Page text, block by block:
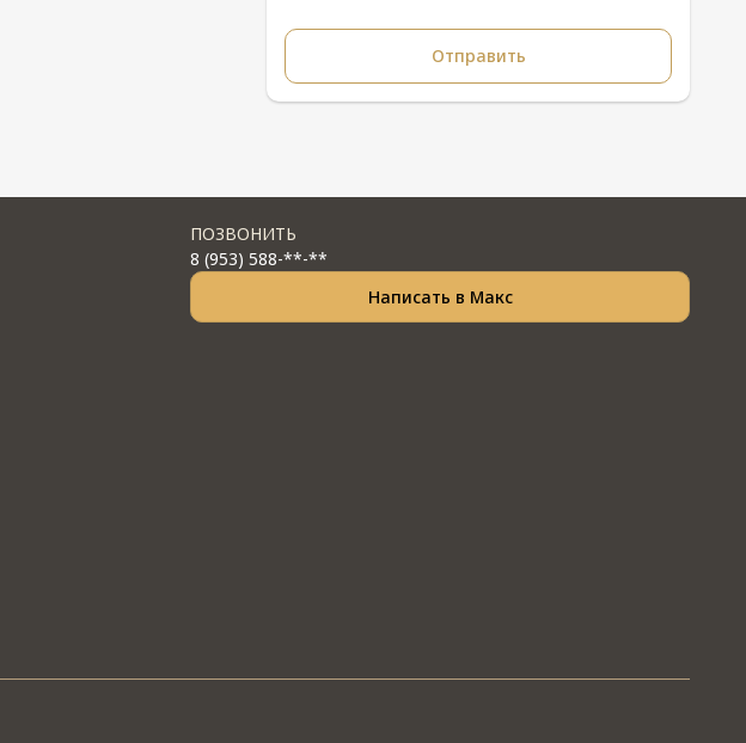
ПОЗВОНИТЬ
8 (953) 588-**-**
Написать в Макс